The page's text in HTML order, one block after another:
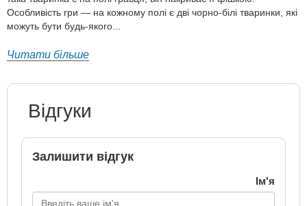
Особливість гри — на кожному полі є дві чорно-білі тваринки, які
можуть бути будь-якого...
Читати більше
Відгуки
Залишити відгук
Ім'я